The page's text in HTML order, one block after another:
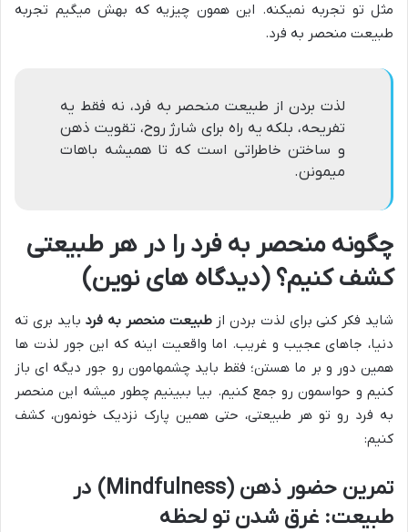
مثل تو تجربه نمیکنه. این همون چیزیه که بهش میگیم تجربه
طبیعت منحصر به فرد.
لذت بردن از طبیعت منحصر به فرد، نه فقط یه
تفریحه، بلکه یه راه برای شارژ روح، تقویت ذهن
و ساختن خاطراتی است که تا همیشه باهات
میمونن.
چگونه منحصر به فرد را در هر طبیعتی
کشف کنیم؟ (دیدگاه های نوین)
شاید فکر کنی برای لذت بردن ازطبیعت منحصر به فرد باید بری ته
دنیا، جاهای عجیب و غریب. اما واقعیت اینه که این جور لذت ها
همین دور و بر ما هستن؛ فقط باید چشمهامون رو جور دیگه ای باز
کنیم و حواسمون رو جمع کنیم. بیا ببینیم چطور میشه این منحصر
به فرد رو تو هر طبیعتی، حتی همین پارک نزدیک خونمون، کشف
کنیم:
تمرین حضور ذهن (Mindfulness) در
طبیعت: غرق شدن تو لحظه